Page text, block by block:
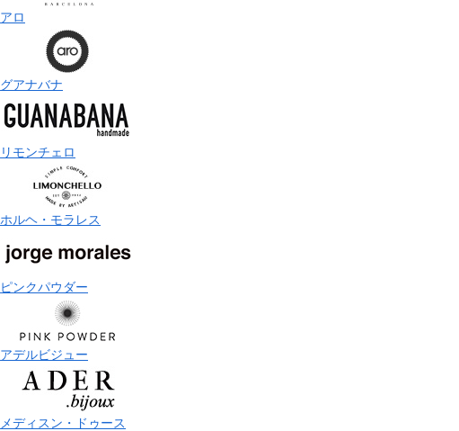
アロ
グアナバナ
リモンチェロ
ホルヘ・モラレス
ピンクパウダー
アデルビジュー
メディスン・ドゥース